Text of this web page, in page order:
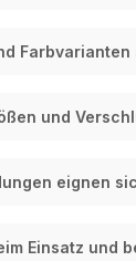
und
eignen
Einsatz und